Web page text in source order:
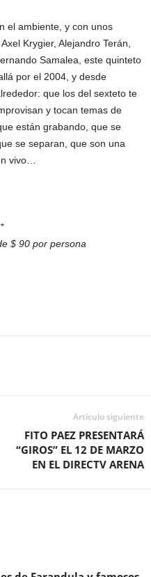
el ambiente, y con unos
Krygier, Alejandro Terán,
Samalea, este quinteto
por el 2004, y desde
que los del sexteto te
y tocan temas de
están grabando, que se
se separan, que son una
vivo…
$ 90 por persona
Artículo siguiente
FITO PAEZ PRESENTARÁ
“GIROS” EL 12 DE MARZO
EN EL DIRECTV ARENA